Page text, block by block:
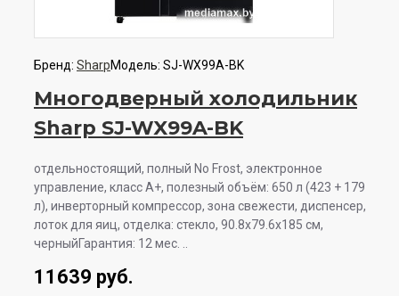
Бренд: SharpМодель: SJ-WX99A-BK
Многодверный холодильник
Sharp SJ-WX99A-BK
отдельностоящий, полный No Frost, электронное
управление, класс A+, полезный объём: 650 л (423 + 179
л), инверторный компрессор, зона свежести, диспенсер,
лоток для яиц, отделка: стекло, 90.8x79.6x185 см,
черныйГарантия: 12 мес. ..
11639 руб.